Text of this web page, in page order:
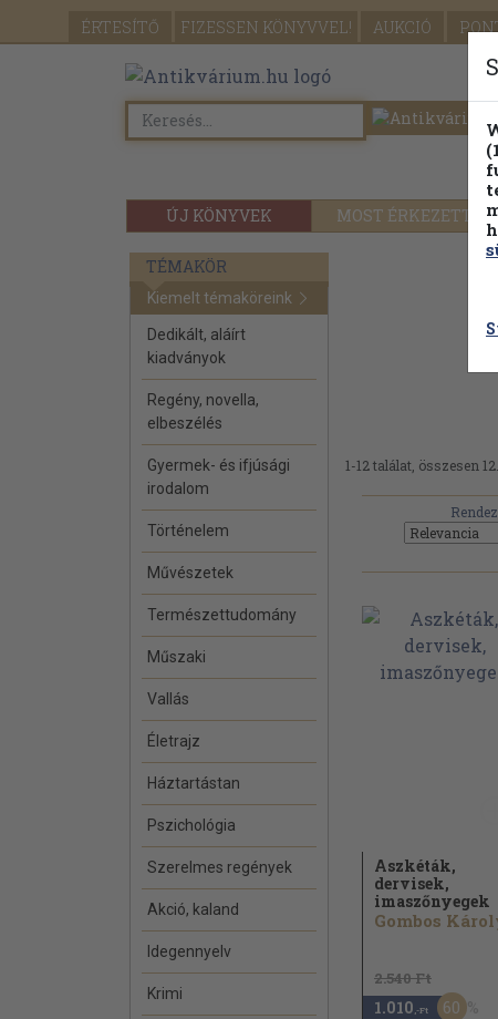
ÉRTESÍTŐ FIZESSEN KÖNYVVEL! AUKCIÓ
ÚJ KÖNYVEK MOST ÉRKEZETT
TÉMAKÖR
Kiemelt témaköreink
Dedikált, aláírt
kiadványok
Regény, novella,
elbeszélés
Gyermek- és ifjúsági
irodalom
Történelem
Művészetek
Természettudomány
Műszaki
Vallás
Életrajz
Háztartástan
Pszichológia
Szerelmes regények
Akció, kaland
Idegennyelv
Krimi
1-12 találat, összesen 12.
Aszkéták,
dervisek,
imaszőnyegek
Gombos
2.540 Ft
1.010 ,-Ft 60